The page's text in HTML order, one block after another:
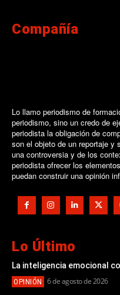
Compañía
Lo llamo periodismo de
periodismo, sino un credo de
periodista la obligación de
son el objeto de un reportaje y
una controversia y de los
periodista ofrecer los
puedan construir una opinión
Lo Último
La inteligencia emocional
OPINIÓN 6 de agosto de 2026